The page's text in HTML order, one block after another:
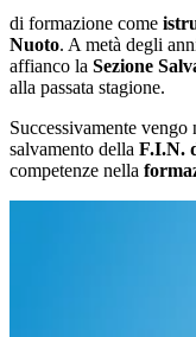
di formazione come
Nuoto. A metà degli
affianco la Sezione
alla passata stagione.
Successivamente vengo
salvamento della F.I.N.
competenze nella